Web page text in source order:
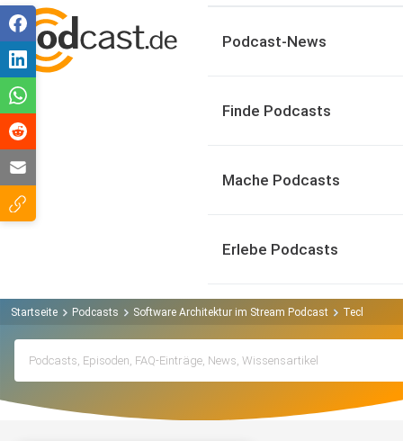
Podcast-News
Finde Podcasts
Mache Podcasts
Erlebe Podcasts
Startseite Podcasts Software Architektur im Stream Podcast